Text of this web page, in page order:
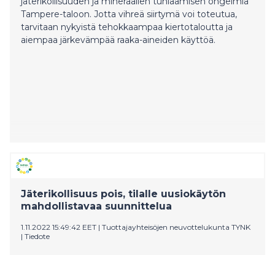
Tampere-taloon. Jotta vihreä siirtymä voi toteutua,
tarvitaan nykyistä tehokkaampaa kiertotaloutta ja
aiempaa järkevämpää raaka-aineiden käyttöä.
Jäterikollisuus pois, tilalle uusiokäytön
mahdollistavaa suunnittelua
1.11.2022 15:49:42 EET | Tuottajayhteisöjen neuvottelukunta TYNK
| Tiedote